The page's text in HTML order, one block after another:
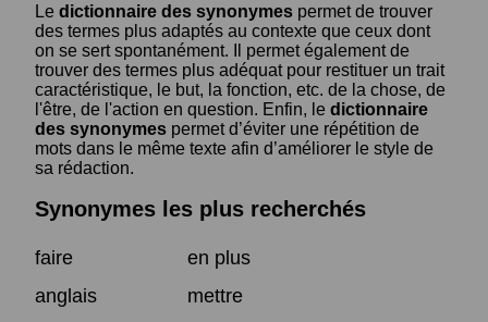
Le dictionnaire des synonymes permet de trouver
des termes plus adaptés au contexte que ceux dont
on se sert spontanément. Il permet également de
trouver des termes plus adéquat pour restituer un trait
caractéristique, le but, la fonction, etc. de la chose, de
l'être, de l'action en question. Enfin, le dictionnaire
des synonymes permet d’éviter une répétition de
mots dans le même texte afin d’améliorer le style de
sa rédaction.
Synonymes les plus recherchés
faire
en plus
anglais
mettre